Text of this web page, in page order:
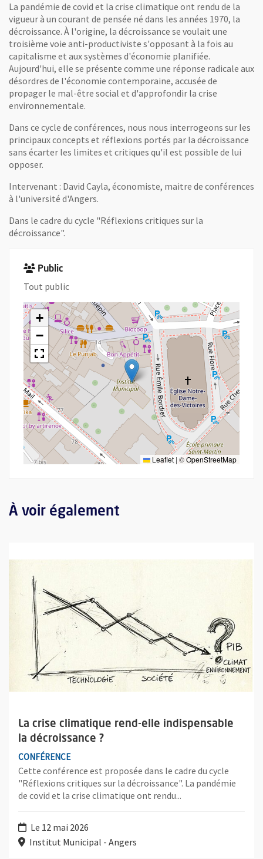
La pandémie de covid et la crise climatique ont rendu de la
vigueur à un courant de pensée né dans les années 1970, la
décroissance. À l'origine, la décroissance se voulait une
troisième voie anti-productiviste s'opposant à la fois au
capitalisme et aux systèmes d'économie planifiée.
Aujourd'hui, elle se présente comme une réponse radicale aux
désordres de l'économie contemporaine, accusée de
propager le mal-être social et d'approfondir la crise
environnementale.
Dans ce cycle de conférences, nous nous interrogeons sur les
principaux concepts et réflexions portés par la décroissance
sans écarter les limites et critiques qu'il est possible de lui
opposer.
Intervenant : David Cayla, économiste, maitre de conférences
à l'université d'Angers.
Dans le cadre du cycle "Réflexions critiques sur la
décroissance".
Public
Tout public
+
−
Leaflet | ©OpenStreetMap
À voir également
La crise climatique rend-elle indispensable
la décroissance ?
CONFÉRENCE
Cette conférence est proposée dans le cadre du cycle
"Réflexions critiques sur la décroissance". La pandémie
de covid et la crise climatique ont rendu...
Le 12 mai 2026
Institut Municipal - Angers